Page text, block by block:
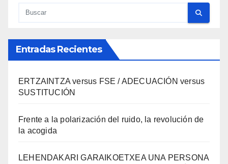
Entradas Recientes
ERTZAINTZA versus FSE / ADECUACIÓN versus
SUSTITUCIÓN
Frente a la polarización del ruido, la revolución de
la acogida
LEHENDAKARI GARAIKOETXEA UNA PERSONA